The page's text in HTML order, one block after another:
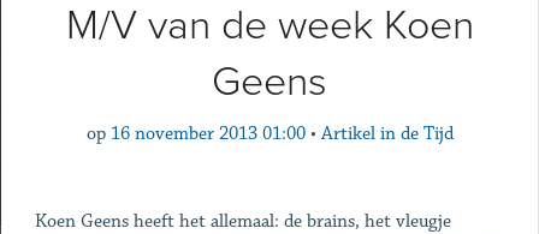
M/V van de week Koen
Geens
op 16 november 2013 01:00 • Artikel in de Tijd
Koen Geens heeft het allemaal: de brains, het vleugje